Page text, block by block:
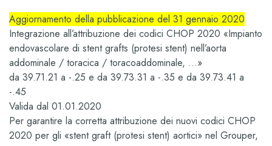
Aggiornamento della pubblicazione del 31 gennaio 2020
Integrazione all’attribuzione dei codici CHOP 2020 «Impianto
endovascolare di stent grafts (protesi stent) nell’aorta
addominale / toracica / toracoaddominale, …»
da 39.71.21 a -.25 e da 39.73.31 a -.35 e da 39.73.41 a
-.45
Valida dal 01.01.2020
Per garantire la corretta attribuzione dei nuovi codici CHOP
2020 per gli «stent graft (protesi stent) aortici» nel Grouper,